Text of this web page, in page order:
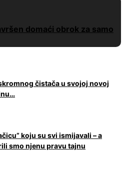
domaći obrok za samo
čistača u svojoj novoj
koju su svi ismijavali – a
smo njenu pravu tajnu